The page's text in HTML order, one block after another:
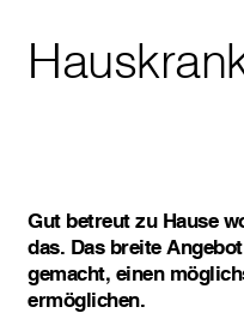
Gut betreut zu Hause
das. Das breite
gemacht, einen
ermöglichen.